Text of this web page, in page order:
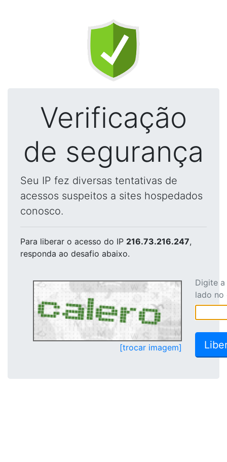
Verificação
de segurança
Seu IP fez diversas tentativas de
acessos suspeitos a sites hospedados
conosco.
Para liberar o acesso do IP 216.73.216.247,
responda ao desafio abaixo.
[trocar imagem]
Digite
lado no